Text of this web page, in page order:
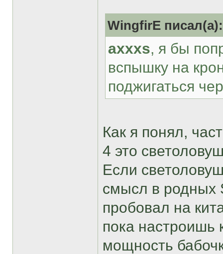
WingfirE писал(а):
axxxs, я бы
вспышку на
поджигаться
Как я понял,
4 это
Если
смысл в родных
пробовал на
пока настроишь
мощность